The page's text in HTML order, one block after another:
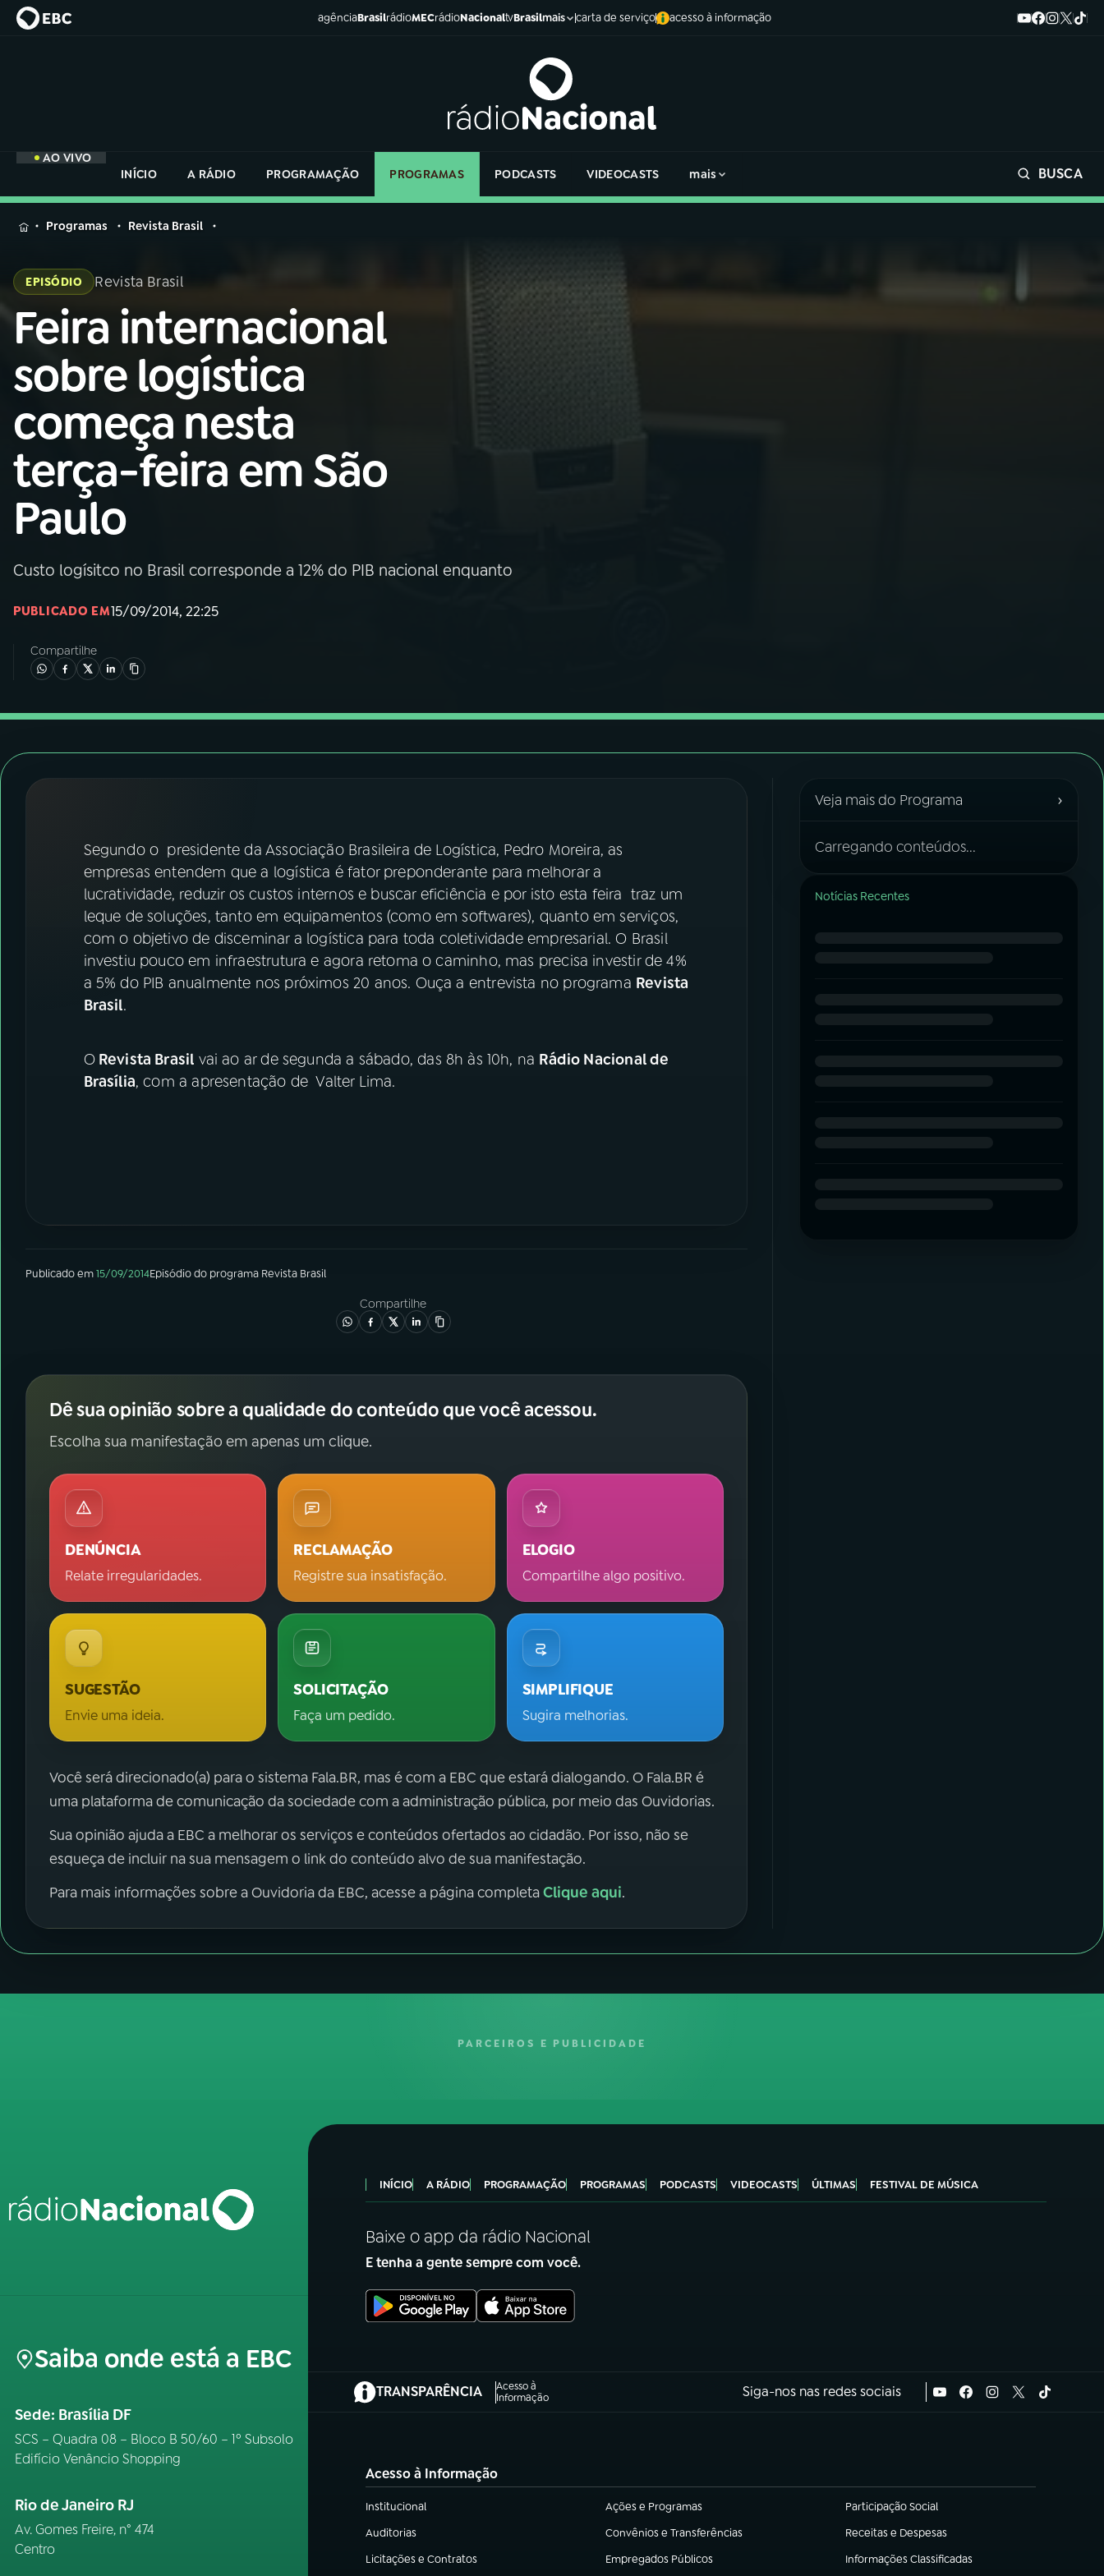
agênciaBrasilrádioMECrádioNacionaltvBrasilmais carta de serviço acesso à informação
AO VIVO
INÍCIO
A RÁDIO PROGRAMAÇÃO PROGRAMAS PODCASTS VIDEOCASTS mais BUSCA
MENU
Buscar
na
Rádio
Nacional
AO VIVO
01 INÍCIO
02A RÁDIO
03 PROGRAMAÇÃO
04PROGRAMAS
06VIDEOCASTS
ACOMPANHE A RÁDIO NACIONAL
YouTube Facebook
Instagram X
na
Rádio
Nacional
Programas Revista Brasil
EPISÓDIO Revista Brasil
Feira internacional
sobre logística
começa nesta
terça-feira em São
Paulo
Custo logísitco no Brasil corresponde a 12% do PIB nacional enquanto
PUBLICADO EM15/09/2014, 22:25
Compartilhe
Segundo o presidente da Associação Brasileira de Logística, Pedro Moreira, as
empresas entendem que a logística é fator preponderante para melhorar a
lucratividade, reduzir os custos internos e buscar eficiência e por isto esta feira traz um
leque de soluções, tanto em equipamentos (como em softwares), quanto em serviços,
com o objetivo de disceminar a logística para toda coletividade empresarial. O Brasil
investiu pouco em infraestrutura e agora retoma o caminho, mas precisa investir de 4%
a 5% do PIB anualmente nos próximos 20 anos. Ouça a entrevista no programa Revista
Brasil.
ORevista Brasil vai ao ar de segunda a sábado, das 8h às 10h, na Rádio Nacional de
Brasília, com a apresentação de Valter Lima.
Publicado em15/09/2014Episódiodo programa Revista Brasil
Compartilhe
Dê sua opinião sobre a qualidade do conteúdo que você acessou.
Escolha sua manifestação em apenas um clique.
DENÚNCIA
Relate irregularidades.
RECLAMAÇÃO
Registre sua insatisfação.
ELOGIO
Compartilhe algo positivo.
SUGESTÃO
Envie uma ideia.
SOLICITAÇÃO
Faça um pedido.
SIMPLIFIQUE
Sugira melhorias.
Você será direcionado(a) para o sistema Fala.BR, mas é com a EBC que estará dialogando. O Fala.BR é
uma plataforma de comunicação da sociedade com a administração pública, por meio das Ouvidorias.
Sua opinião ajuda a EBC a melhorar os serviços e conteúdos ofertados ao cidadão. Por isso, não se
esqueça de incluir na sua mensagem o link do conteúdo alvo de sua manifestação.
Para mais informações sobre a Ouvidoria da EBC, acesse a página completaClique aqui.
Veja mais do Programa ›
Carregando conteúdos...
Notícias Recentes
PARCEIROS E PUBLICIDADE
Saiba onde está a EBC
Sede: Brasília DF
SCS – Quadra 08 – Bloco B 50/60 – 1º Subsolo
Edifício Venâncio Shopping
Rio de Janeiro RJ
Av. Gomes Freire, n° 474
Centro
INÍCIO A RÁDIO PROGRAMAÇÃO PROGRAMAS PODCASTS VIDEOCASTS ÚLTIMAS FESTIVAL DE MÚSICA
Baixe o app da rádio Nacional
E tenha a gente sempre com você.
TRANSPARÊNCIA
Acesso à
Informação
(abre em nova aba) Siga-nos nas redes sociais
Acesso à Informação
Institucional
(abre em nova aba) Ações e Programas
(abre em nova aba) Participação Social
(abre em nova aba)
Auditorias
(abre em nova aba) Convênios e Transferências
(abre em nova aba) Receitas e Despesas
(abre em nova aba)
Licitações e Contratos
(abre em nova aba) Empregados Públicos
(abre em nova aba) Informações Classificadas
(abre em nova aba)